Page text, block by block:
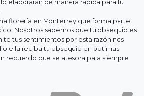
elaborarán de manera rápida para tu
florería en Monterrey que forma parte
Nosotros sabemos que tu obsequio es
tus sentimientos por esta razón nos
o ella reciba tu obsequio en óptimas
recuerdo que se atesora para siempre